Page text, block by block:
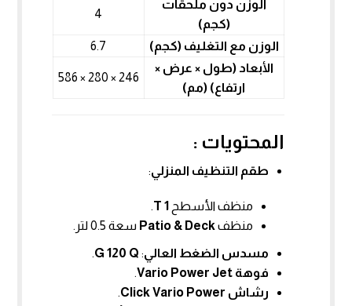
الوزن دون ملحقات
(كجم)
4
الوزن مع التغليف (كجم)
6.7
الأبعاد (طول × عرض ×
ارتفاع) (مم)
246 × 280 × 586
المحتويات :
طقم التنظيف المنزلي:
منظف الأسطح T 1
.
منظفPatio & Deck سعة 0.5 لتر.
مسدس الضغط العالي:
G 120 Q
.
فوهة Vario Power Jet
.
رشاش Click Vario Power
.